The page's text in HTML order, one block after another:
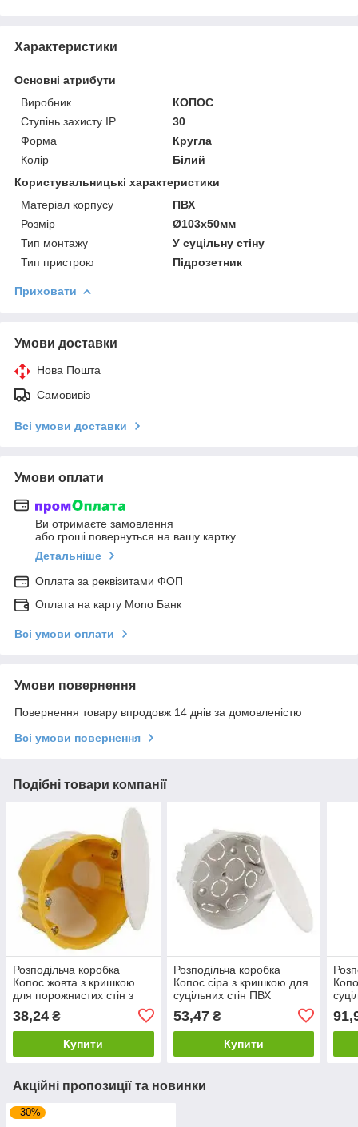
Характеристики
Основні атрибути
Виробник
КОПОС
Ступінь захисту IP
30
Форма
Кругла
Колір
Білий
Користувальницькі характеристики
Матеріал корпусу
ПВХ
Розмір
Ø103х50мм
Тип монтажу
У суцільну стіну
Тип пристрою
Підрозетник
Приховати
Умови доставки
Нова Пошта
Самовивіз
Всі умови доставки
Умови оплати
Ви отримаєте замовлення
або гроші повернуться на вашу картку
Детальніше
Оплата за реквізитами ФОП
Оплата на карту Mono Банк
Всі умови оплати
Умови повернення
Повернення товару впродовж 14 днів за домовленістю
Всі умови повернення
Подібні товари компанії
Розподільча коробка
Копос жовта з кришкою
для порожнистих стін з
ПВХ O73х45мм KUL 68-
45/LD2
38,24 ₴
Купити
Розподільча коробка
Копос сіра з кришкою для
суцільних стін ПВХ
Ø73,5х43мм KU 68-1902
53,47₴
Купити
Акційні пропозиції та новинки
–30%